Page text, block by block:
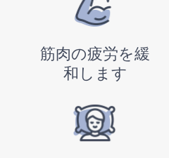
筋肉の疲労を緩
和します